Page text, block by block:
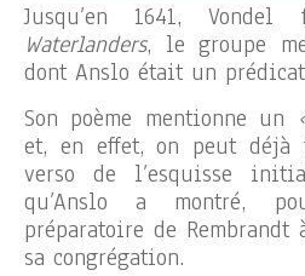
Jusqu’en 1641,
Waterlanders, le groupe
dont Anslo était un
Son poème mentionne un
et, en effet, on peut déjà
verso de l’esquisse
qu’Anslo a montré,
préparatoire de Rembrandt
sa congrégation.